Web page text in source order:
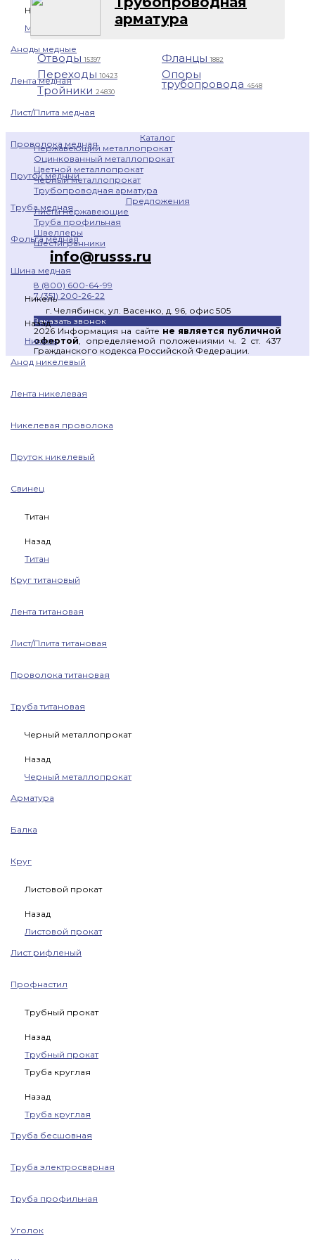
Назад
Медь
Аноды медные
Лента медная
Лист/Плита медная
Проволока медная
Пруток медный
Труба медная
Фольга медная
Шина медная
Никель
Назад
Никель
Анод никелевый
Лента никелевая
Никелевая проволока
Пруток никелевый
Свинец
Титан
Назад
Титан
Круг титановый
Лента титановая
Лист/Плита титановая
Проволока титановая
Труба титановая
Черный металлопрокат
Назад
Черный металлопрокат
Арматура
Балка
Круг
Листовой прокат
Назад
Листовой прокат
Лист рифленый
Профнастил
Трубный прокат
Назад
Трубный прокат
Труба круглая
Назад
Труба круглая
Труба бесшовная
Труба электросварная
Труба профильная
Уголок
арматура
Отводы15397
Переходы10423
Тройники 24830
Фланцы1882
Опоры
трубопровода 4548
Каталог
Нержавеющий металлопрокат
Оцинкованный металлопрокат
Цветной металлопрокат
Черный металлопрокат
Трубопроводная арматура
Предложения
Листы нержавеющие
Труба профильная
Швеллеры
Шестигранники
info@russs.ru
8 (800) 600-64-99
7 (351) 200-26-22
г. Челябинск, ул. Васенко, д. 96, офис 505
Заказать звонок
2026 Информация на сайте не является публичной
офертой , определяемой положениями ч. 2 ст. 437
Гражданского кодекса Российской Федерации.